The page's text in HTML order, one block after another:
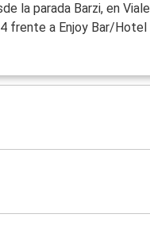
la parada Barzi, en Viale
frente a Enjoy Bar/Hotel